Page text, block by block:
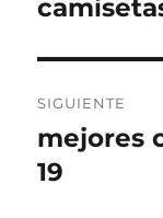
Entrada
SIGUIENTE
Entrada
siguiente:
mejores
19